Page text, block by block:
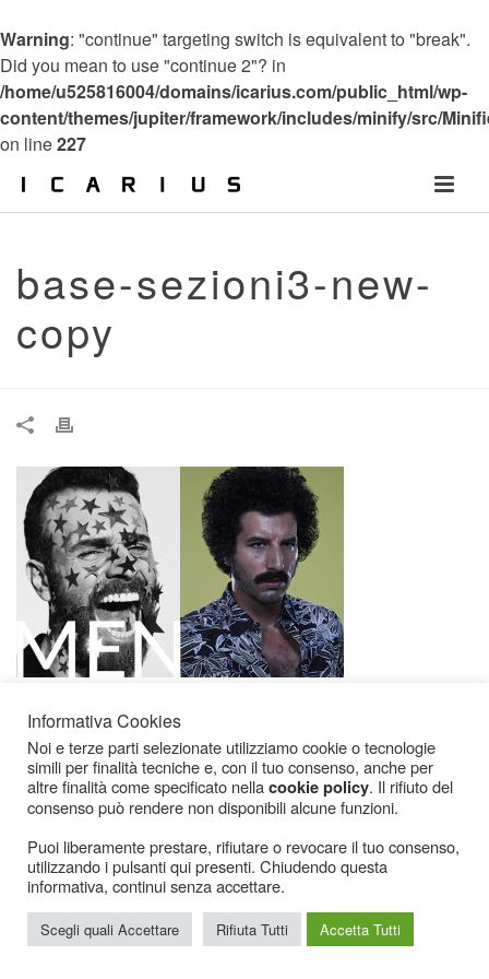
Warning: "continue" targeting switch is equivalent to "break".
Did you mean to use "continue 2"? in
/home/u525816004/domains/icarius.com/public_html/wp-
content/themes/jupiter/framework/includes/minify/src/
on line227
base-sezioni3-new-
copy
Icarius.com Copyright © 2000 - 2022 |Privacy Policy|Cookies Policy|Consenso
Cookies
Informativa Cookies
Noi e terze parti selezionate utilizziamo cookie o tecnologie
simili per finalità tecniche e, con il tuo consenso, anche per
altre finalità come specificato nellacookie policy. Il rifiuto del
consenso può rendere non disponibili alcune funzioni.
Puoi liberamente prestare, rifiutare o revocare il tuo consenso,
utilizzando i pulsanti qui presenti. Chiudendo questa
informativa, continui senza accettare.
Scegli quali Accettare Rifiuta Tutti Accetta Tutti